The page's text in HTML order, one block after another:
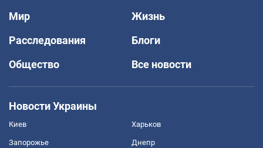
Мир
Жизнь
Расследования
Блоги
Общество
Все новости
Новости Украины
Киев Харьков
Запорожье Днепр